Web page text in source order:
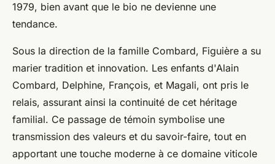
1979, bien avant que le bio ne devienne une
tendance.
Sous la direction de la famille Combard, Figuière a su
marier tradition et innovation. Les enfants d'Alain
Combard, Delphine, François, et Magali, ont pris le
relais, assurant ainsi la continuité de cet héritage
familial. Ce passage de témoin symbolise une
transmission des valeurs et du savoir-faire, tout en
apportant une touche moderne à ce domaine viticole